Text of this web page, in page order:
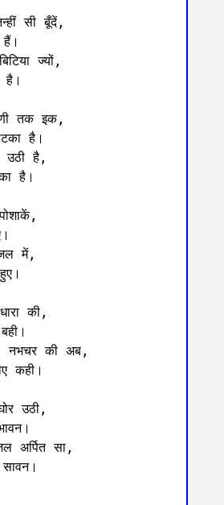
सी बूँदें,
ज्यों,
तक इक,
है।
उठी है,
है।
में,
की,
की अब,
कही।
उठी,
अर्पित सा,